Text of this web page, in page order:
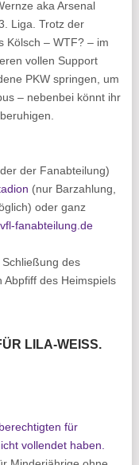
aka Arsenal
Liga. Trotz der
Kölsch – WTF? – im
vollen Support
PKW springen, um
– nebenbei könnt ihr
der Fanabteilung)
(nur Barzahlung,
oder ganz
fanabteilung.de
des
des Heimspiels
LILA-WEISS.
für
vollendet haben.